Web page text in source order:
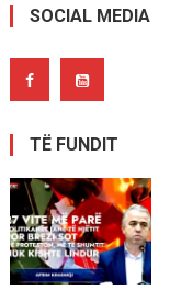
SOCIAL MEDIA
TË FUNDIT